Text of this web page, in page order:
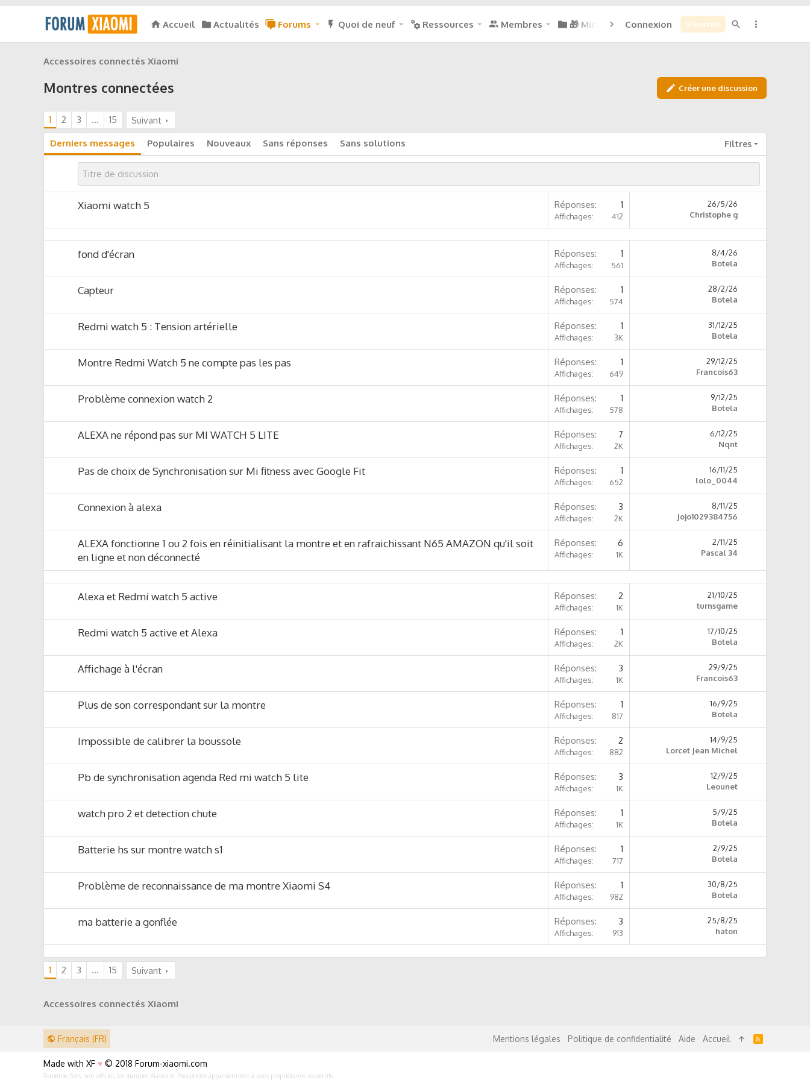
Accueil Actualités Forums Quoi de neuf Ressources Membres 🎁 Micoins : 0Connexion S'inscrire
Accessoires connectés Xiaomi
Montres connectées Créer une discussion
1 2 3 … 15
Suivant
Derniers messages
Populaires Nouveaux Sans réponses Sans solutions Filtres
Xiaomi watch 5 Réponses 1
Affichages 412
26/5/26
Christophe g
fond d'écran Réponses 1
Affichages 561
8/4/26
Botela
Capteur Réponses 1
Affichages 574
28/2/26
Botela
Redmi watch 5 : Tension artérielle Réponses 1
Affichages 3K
31/12/25
Botela
Montre Redmi Watch 5 ne compte pas les pas Réponses 1
Affichages 649
29/12/25
Francois63
Problème connexion watch 2 Réponses 1
Affichages 578
9/12/25
Botela
ALEXA ne répond pas sur MI WATCH 5 LITE Réponses 7
Affichages 2K
6/12/25
Nqnt
Pas de choix de Synchronisation sur Mi fitness avec Google Fit Réponses 1
Affichages 652
16/11/25
lolo_0044
Connexion à alexa Réponses 3
Affichages 2K
8/11/25
Jojo1029384756
ALEXA fonctionne 1 ou 2 fois en réinitialisant la montre et en rafraichissant N65 AMAZON qu'il soit
en ligne et non déconnecté
Réponses 6
Affichages 1K
2/11/25
Pascal 34
Alexa et Redmi watch 5 active Réponses 2
Affichages 1K
21/10/25
turnsgame
Redmi watch 5 active et Alexa Réponses 1
Affichages 2K
17/10/25
Botela
Affichage à l'écran Réponses 3
Affichages 1K
29/9/25
Francois63
Plus de son correspondant sur la montre Réponses 1
Affichages 817
16/9/25
Botela
Impossible de calibrer la boussole Réponses 2
Affichages 882
14/9/25
Lorcet Jean Michel
Pb de synchronisation agenda Red mi watch 5 lite Réponses 3
Affichages 1K
12/9/25
Leounet
watch pro 2 et detection chute Réponses 1
Affichages 1K
5/9/25
Botela
Batterie hs sur montre watch s1 Réponses 1
Affichages 717
2/9/25
Botela
Problème de reconnaissance de ma montre Xiaomi S4 Réponses 1
Affichages 982
30/8/25
Botela
ma batterie a gonflée Réponses 3
Affichages 913
25/8/25
haton
1 2 3 … 15 Suivant
Accessoires connectés Xiaomi
Français (FR) Mentions légales Politique de confidentialité Aide Accueil
R
Made with XF ♥ © 2018 Forum-xiaomi.com
Forum de fans non officiel, les marques Xiaomi et Pocophone appartiennent à leurs propriétaires respectifs.